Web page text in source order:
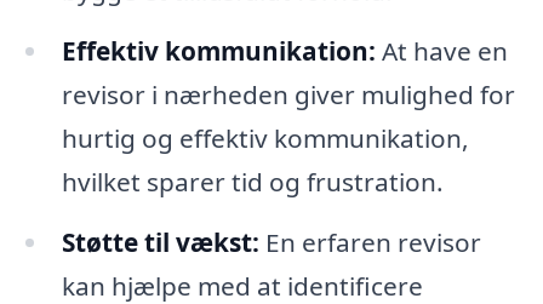
Effektiv kommunikation: At have en
revisor i nærheden giver mulighed for
hurtig og effektiv kommunikation,
hvilket sparer tid og frustration.
Støtte til vækst: En erfaren revisor
kan hjælpe med at identificere